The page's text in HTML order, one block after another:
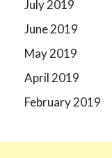
July 2019
June 2019
May 2019
April 2019
February 2019